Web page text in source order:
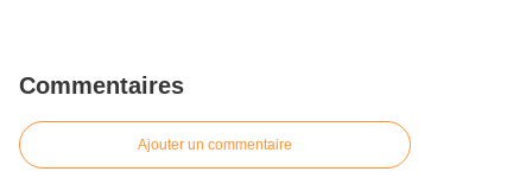
Commentaires
Ajouter un commentaire